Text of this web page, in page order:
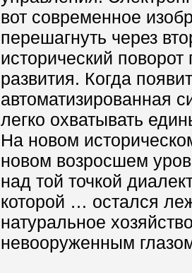
вот современное
перешагнуть через
исторический
развития. Когда
автоматизированная
легко охватывать
На новом
новом возросшем
над той точкой
которой … остался
натуральное
невооруженным